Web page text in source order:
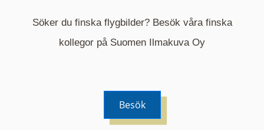
Mappen är en medelpunkt över fotat område och
kommer nu visa de fastigheter som finns just här.
Söker du finska flygbilder? Besök våra finska
kollegor på Suomen Ilmakuva Oy
Besök